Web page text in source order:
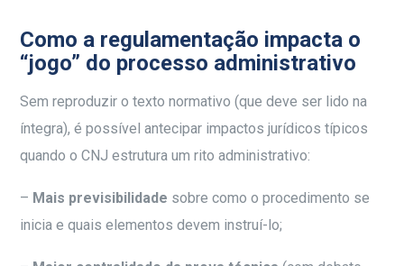
Como a regulamentação impacta o
“jogo” do processo administrativo
Sem reproduzir o texto normativo (que deve ser lido na
íntegra), é possível antecipar impactos jurídicos típicos
quando o CNJ estrutura um rito administrativo:
– Mais previsibilidade sobre como o procedimento se
inicia e quais elementos devem instruí-lo;